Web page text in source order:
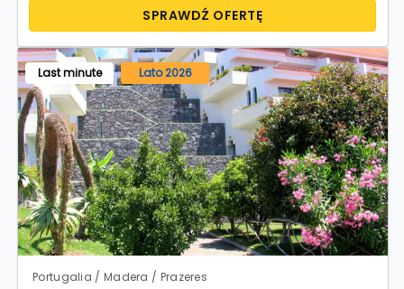
SPRAWDŹ OFERTĘ
Last minute Lato 2026
Portugalia / Madera / Prazeres